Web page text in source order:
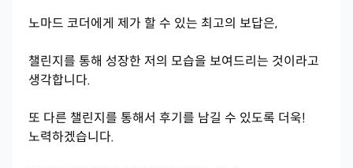
노마드 코더에게 제가 할 수 있는 최고의 보답은,
챌린지를 통해 성장한 저의 모습을 보여드리는 것이라고
생각합니다.
또 다른 챌린지를 통해서 후기를 남길 수 있도록 더욱!
노력하겠습니다.